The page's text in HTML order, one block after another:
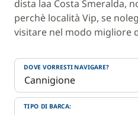
dista laa Costa Smeralda,
perchè località Vip, se
visitare nel modo migliore
DOVE VORRESTI NAVIGARE?
TIPO DI BARCA: